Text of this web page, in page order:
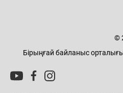
©
Бірыңғай байланыс